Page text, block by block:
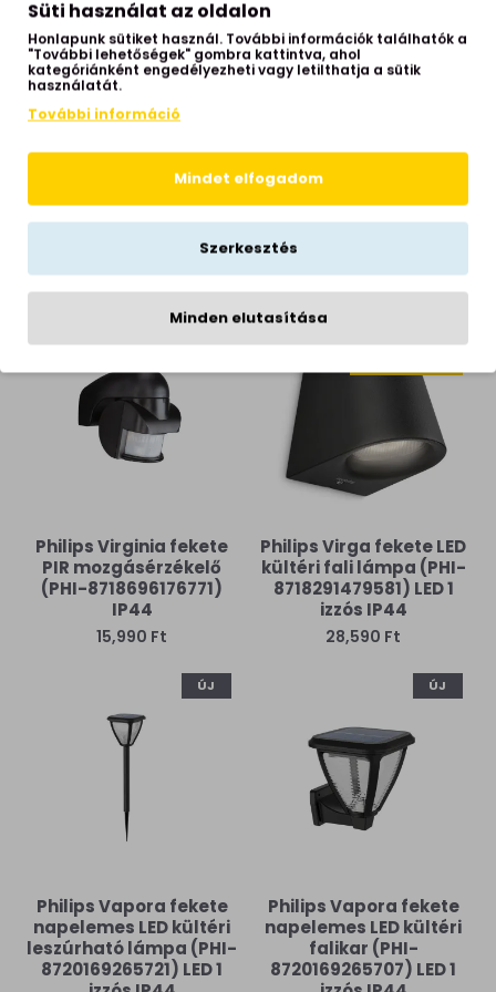
Philips Virginia szürke
PIR mozgásérzékelő
(PHI-8718696176795)
15,990 Ft
Philips Virginia fehér PIR
mozgásérzékelő (PHI-
8718696176788) IP44
ÚJ
Philips Virginia fekete
PIR mozgásérzékelő
(PHI-8718696176771)
IP44
15,990 Ft
Philips Virga fekete LED
kültéri fali lámpa (PHI-
8718291479581) LED 1
izzós IP44
28,590 Ft
ÚJ
Philips Vapora fekete
napelemes LED kültéri
leszúrható lámpa (PHI-
8720169265721) LED 1
ÚJ
Philips Vapora fekete
napelemes LED kültéri
falikar (PHI-
8720169265707) LED 1
Süti használat az oldalon
Honlapunk sütiket használ. További információk találhatók a
"További lehetőségek" gombra kattintva, ahol
kategóriánként engedélyezheti vagy letilthatja a sütik
használatát.
További információ
Mindet elfogadom
Szerkesztés
Minden elutasítása